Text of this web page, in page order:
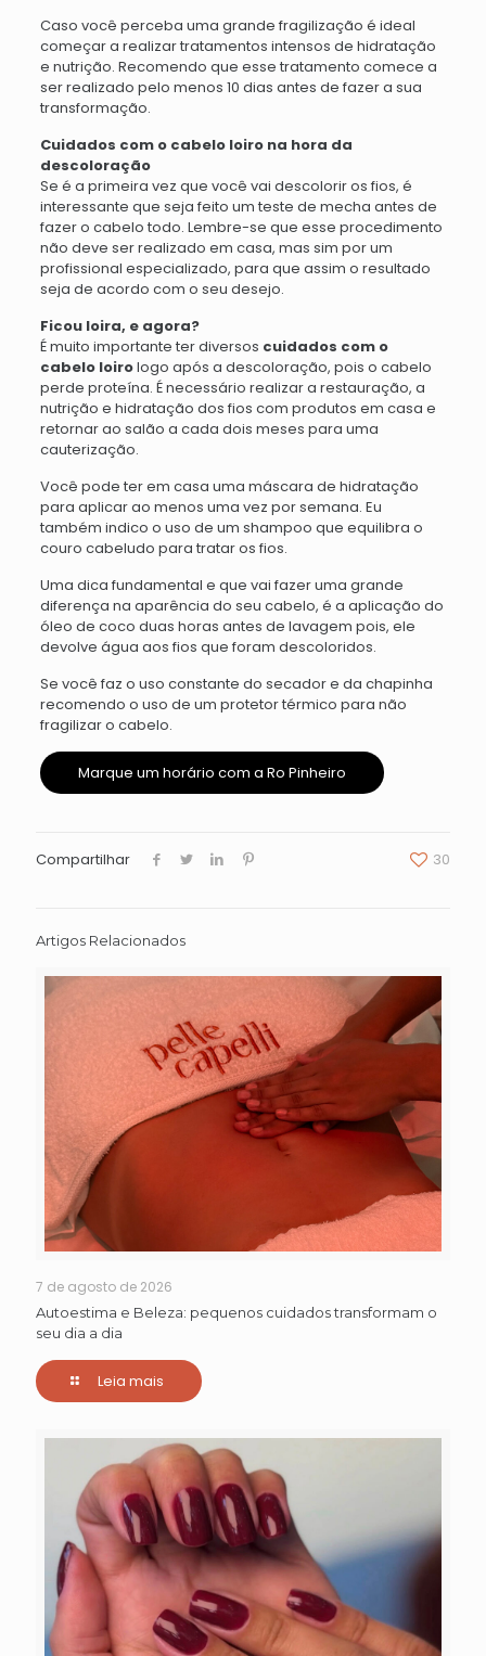
Caso você perceba uma grande fragilização é ideal
começar a realizar tratamentos intensos de hidratação
e nutrição. Recomendo que esse tratamento comece a
ser realizado pelo menos 10 dias antes de fazer a sua
transformação.
Cuidados com o cabelo loiro na hora da
descoloração
Se é a primeira vez que você vai descolorir os fios, é
interessante que seja feito um teste de mecha antes de
fazer o cabelo todo. Lembre-se que esse procedimento
não deve ser realizado em casa, mas sim por um
profissional especializado, para que assim o resultado
seja de acordo com o seu desejo.
Ficou loira, e agora?
É muito importante ter diversos cuidados com o
cabelo loirologo após a descoloração, pois o cabelo
perde proteína. É necessário realizar a restauração, a
nutrição e hidratação dos fios com produtos em casa e
retornar ao salão a cada dois meses para uma
cauterização.
Você pode ter em casa uma máscara de hidratação
para aplicar ao menos uma vez por semana. Eu
também indico o uso de um shampoo que equilibra o
couro cabeludo para tratar os fios.
Uma dica fundamental e que vai fazer uma grande
diferença na aparência do seu cabelo, é a aplicação do
óleo de coco duas horas antes de lavagem pois, ele
devolve água aos fios que foram descoloridos.
Se você faz o uso constante do secador e da chapinha
recomendo o uso de um protetor térmico para não
fragilizar o cabelo.
Marque um horário com a Ro Pinheiro
Compartilhar 30
Artigos Relacionados
7 de agosto de 2026
Autoestima e Beleza: pequenos cuidados transformam o
seu dia a dia
Leia mais